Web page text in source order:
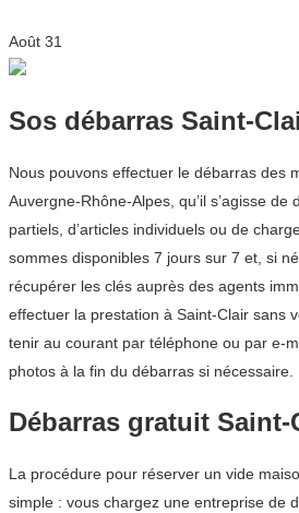
Août 31
Sos débarras Saint-
Nous pouvons effectuer le débarras des
Auvergne-Rhône-Alpes, qu’il s’agisse de
partiels, d’articles individuels ou de
sommes disponibles 7 jours sur 7 et, si
récupérer les clés auprès des agents
effectuer la prestation à Saint-Clair sans
tenir au courant par téléphone ou par e-
photos à la fin du débarras si nécessaire.
Débarras gratuit Saint-
La procédure pour réserver un vide
simple : vous chargez une entreprise de